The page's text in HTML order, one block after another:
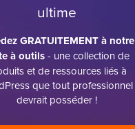
ultime
GRATUITEMENT à notre
à outils- une collection de
et de ressources liés à
que tout professionnel
devrait posséder !